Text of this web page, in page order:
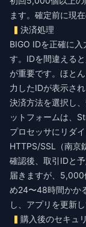
ます。確定前に現
決済処理
BIGO IDを正確に
す。IDを間違える
が重要です。ほと
力したIDが表示され
決済方法を選択し
ットフォームは、
プロセッサにリダ
HTTPS/SSL（南京
確認後、取引IDと
届きますが、5,000
め24〜48時間かか
し、アプリを更新
購入後のセキュ